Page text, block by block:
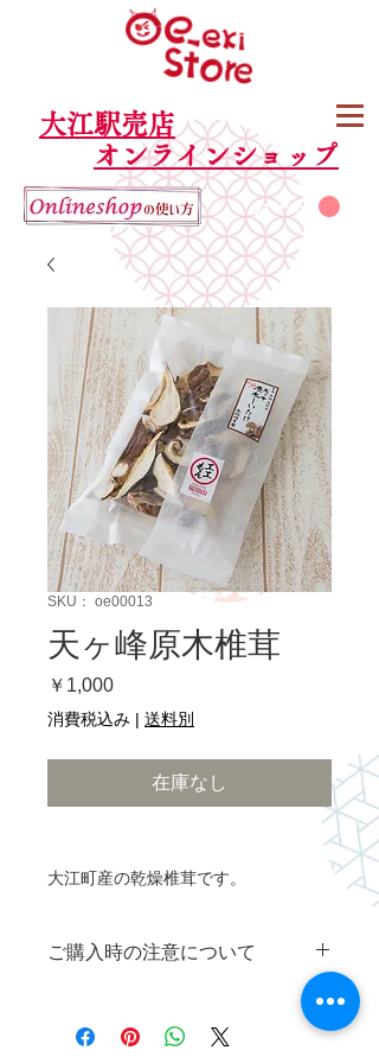
大江駅売店
オンラインショップ
カート
SKU： oe00013
天ヶ峰原木椎茸
￥1,000価
格
消費税込み | 送料別
在庫なし
大江町産の乾燥椎茸です。
ご購入時の注意について
ヤマト運輸
のみご利用いただけます。